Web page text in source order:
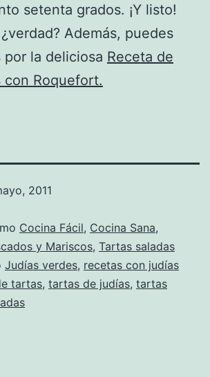
setenta grados. ¡Y listo!
Además, puedes
por la deliciosa Receta de
con Roquefort.
2011
Cocina Fácil, Cocina Sana,
y Mariscos, Tartas saladas
Judías verdes, recetas con judías
tartas, tartas de judías, tartas